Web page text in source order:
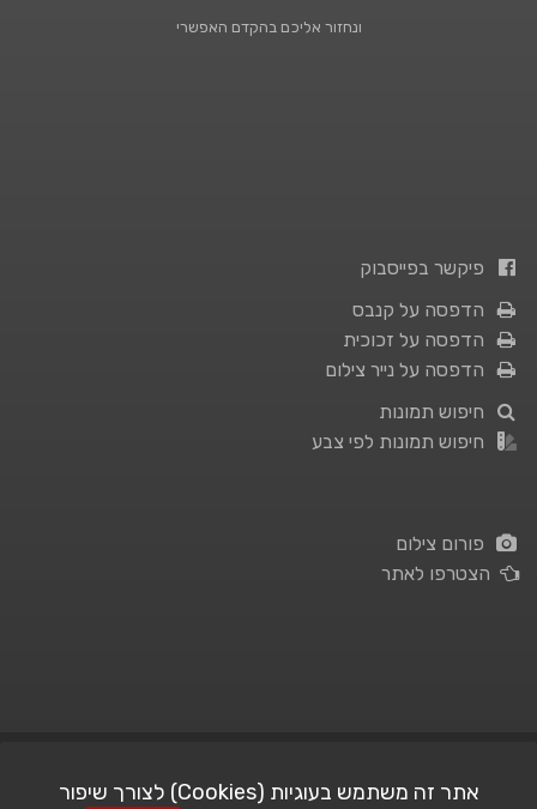
ונחזור אליכם בהקדם האפשרי
פיקשר בפייסבוק
הדפסה על קנבס
הדפסה על זכוכית
הדפסה על נייר צילום
חיפוש תמונות
חיפוש תמונות לפי צבע
פורום צילום
הצטרפו לאתר
אתר זה משתמש בעוגיות (Cookies) לצורך שיפור